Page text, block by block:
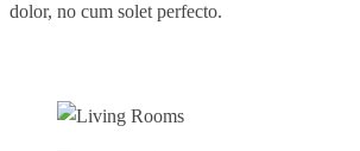
dolor, no cum solet perfecto.